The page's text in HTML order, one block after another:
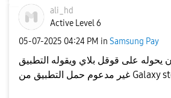
ali_hd
Active Level 6
‎05-07-2025 04:24 PM in Samsung Pay
يحوله على قوقل بلاي ويقوله التطبيق